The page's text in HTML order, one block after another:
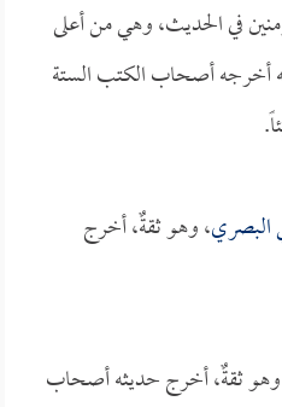
في الحديث، وهي من أعلى
أخرجه أصحاب الكتب الستة
البصري، وهو ثقةٌ، أخرج
ثقةٌ، أخرج حديثه أصحاب